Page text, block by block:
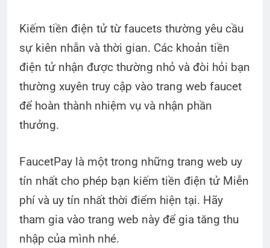
Kiếm tiền điện tử từ faucets thường yêu cầu
sự kiên nhẫn và thời gian. Các khoản tiền
điện tử nhận được thường nhỏ và đòi hỏi bạn
thường xuyên truy cập vào trang web faucet
để hoàn thành nhiệm vụ và nhận phần
thưởng.
FaucetPay là một trong những trang web uy
tín nhất cho phép bạn kiếm tiền điện tử Miễn
phí và uy tín nhất thời điểm hiện tại. Hãy
tham gia vào trang web này để gia tăng thu
nhập của mình nhé.